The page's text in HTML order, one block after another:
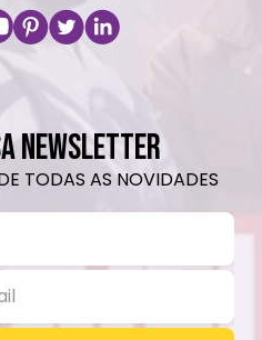
NEWSLETTER
TODAS AS NOVIDADES